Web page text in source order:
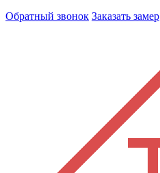
Обратный звонок Заказать замер